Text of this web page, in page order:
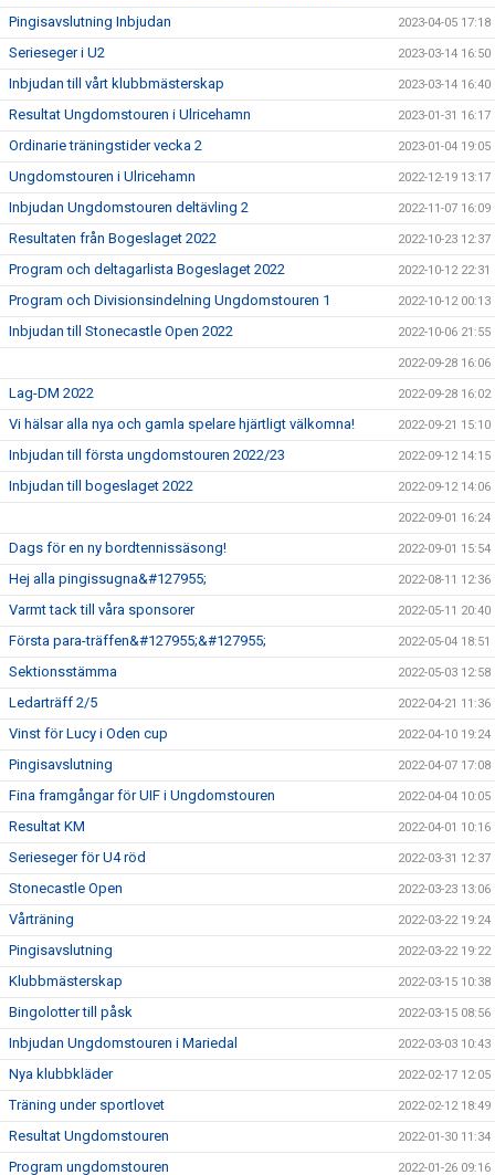
Pingisavslutning Inbjudan 2023-04-05 17:18
Serieseger i U2 2023-03-14 16:50
Inbjudan till vårt klubbmästerskap 2023-03-14 16:40
Resultat Ungdomstouren i Ulricehamn 2023-01-31 16:17
Ordinarie träningstider vecka 2 2023-01-04 19:05
Ungdomstouren i Ulricehamn 2022-12-19 13:17
Inbjudan Ungdomstouren deltävling 2 2022-11-07 16:09
Resultaten från Bogeslaget 2022 2022-10-23 12:37
Program och deltagarlista Bogeslaget 2022 2022-10-12 22:31
Program och Divisionsindelning Ungdomstouren 1 2022-10-12 00:13
Inbjudan till Stonecastle Open 2022 2022-10-06 21:55
2022-09-28 16:06
Lag-DM 2022 2022-09-28 16:02
Vi hälsar alla nya och gamla spelare hjärtligt välkomna! 2022-09-21 15:10
Inbjudan till första ungdomstouren 2022/23 2022-09-12 14:15
Inbjudan till bogeslaget 2022 2022-09-12 14:06
2022-09-01 16:24
Dags för en ny bordtennissäsong! 2022-09-01 15:54
Hej alla pingissugna&#127955; 2022-08-11 12:36
Varmt tack till våra sponsorer 2022-05-11 20:40
Första para-träffen&#127955;&#127955; 2022-05-04 18:51
Sektionsstämma 2022-05-03 12:58
Ledarträff 2/5 2022-04-21 11:36
Vinst för Lucy i Oden cup 2022-04-10 19:24
Pingisavslutning 2022-04-07 17:08
Fina framgångar för UIF i Ungdomstouren 2022-04-04 10:05
Resultat KM 2022-04-01 10:16
Serieseger för U4 röd 2022-03-31 12:37
Stonecastle Open 2022-03-23 13:06
Vårträning 2022-03-22 19:24
Pingisavslutning 2022-03-22 19:22
Klubbmästerskap 2022-03-15 10:38
Bingolotter till påsk 2022-03-15 08:56
Inbjudan Ungdomstouren i Mariedal 2022-03-03 10:43
Nya klubbkläder 2022-02-17 12:05
Träning under sportlovet 2022-02-12 18:49
Resultat Ungdomstouren 2022-01-30 11:34
Program ungdomstouren 2022-01-26 09:16